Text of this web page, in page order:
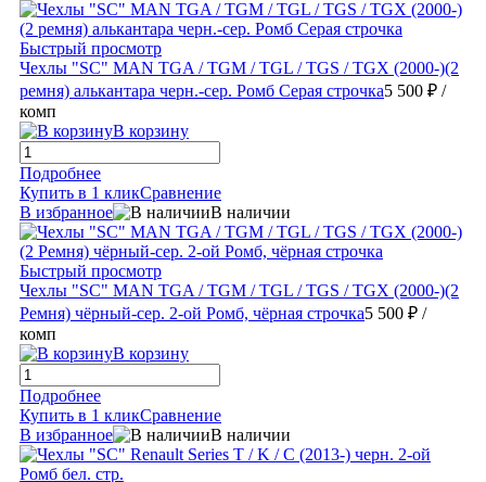
Быстрый просмотр
Чехлы "SC" MAN TGA / TGM / TGL / TGS / TGX (2000-)(2
ремня) алькантара черн.-сер. Ромб Серая строчка5 500 ₽ /
комп
В корзину
Подробнее
Купить в 1 кликСравнение
В избранное
В наличии
Быстрый просмотр
Чехлы "SC" MAN TGA / TGM / TGL / TGS / TGX (2000-)(2
Ремня) чёрный-сер. 2-ой Ромб, чёрная строчка5 500 ₽ /
комп
В корзину
Подробнее
Купить в 1 кликСравнение
В избранное
В наличии